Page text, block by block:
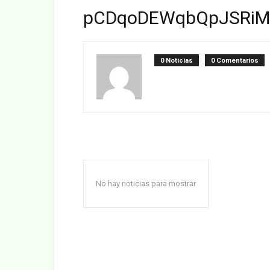
0 Noticias 0 Comentarios
No hay noticias para mostrar